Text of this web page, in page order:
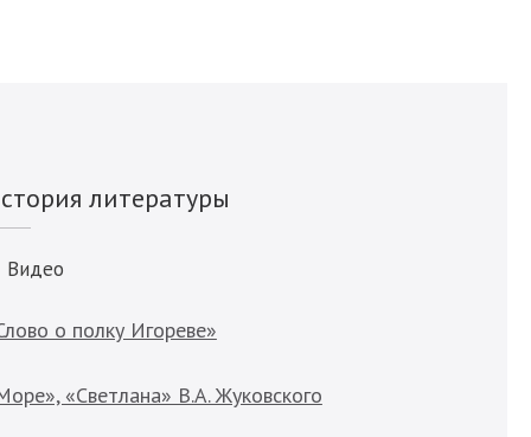
литературы
Видео
о полку Игореве»
«Светлана» В.А. Жуковского